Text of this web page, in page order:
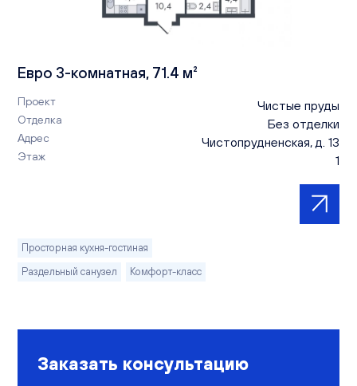
Евро 3-комнатная, 71.4 м²
Проект Чистые пруды
Отделка Без отделки
Адрес Чистопрудненская, д. 13
Этаж 1
Просторная кухня-гостиная
Раздельный санузел
Комфорт-класс
Заказать консультацию